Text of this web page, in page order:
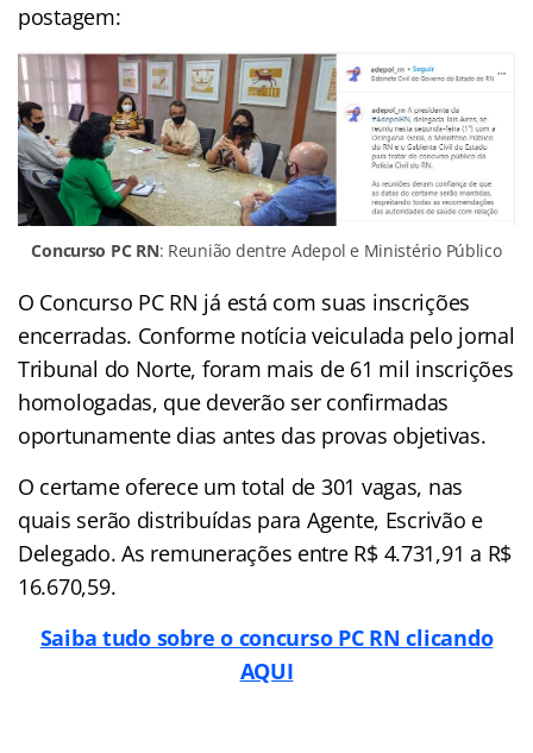
postagem:
Concurso PC RN: Reunião dentre Adepol e Ministério Público
O Concurso PC RN já está com suas inscrições
encerradas. Conforme notícia veiculada pelo jornal
Tribunal do Norte, foram mais de 61 mil inscrições
homologadas, que deverão ser confirmadas
oportunamente dias antes das provas objetivas.
O certame oferece um total de 301 vagas, nas
quais serão distribuídas para Agente, Escrivão e
Delegado. As remunerações entre R$ 4.731,91 a R$
16.670,59.
Saiba tudo sobre o concurso PC RN clicando
AQUI